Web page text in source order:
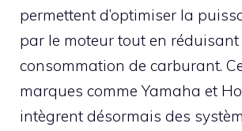
permettent d’optimiser la
par le moteur tout en réduisant
consommation de carburant.
marques comme Yamaha et
intègrent désormais des